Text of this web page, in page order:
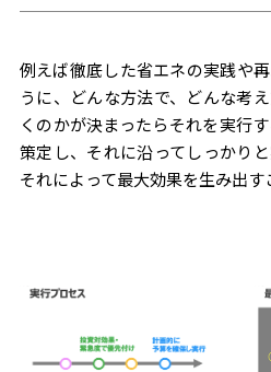
例えば徹底した省エネの実践や
うに、どんな方法で、どんな考
くのかが決まったらそれを実行
策定し、それに沿ってしっかり
それによって最大効果を生み出す